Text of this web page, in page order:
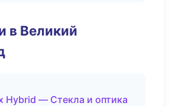
в Великий
Hybrid — Стекла и оптика